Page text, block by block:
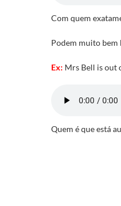
Com quem
Podem muito bem
Ex: Mrs Bell is out
Quem é que está